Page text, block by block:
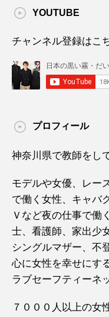
YOUTUBE
チャンネル登録はこ
プロフィール
神奈川県で教師をし
モデルや女優、レー
で働く女性、キャバ
Ｖなど夜の仕事で働
士、看護師、家出少
シングルマザー、不
心に女性を幸せにす
ラブセーフティーネ
７０００人以上の女